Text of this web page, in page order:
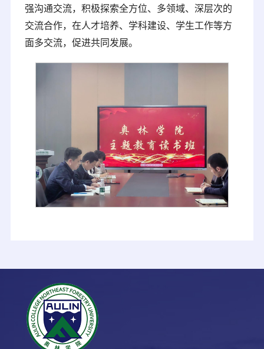
强沟通交流，积极探索全方位、多领域、深层次的
交流合作，在人才培养、学科建设、学生工作等方
面多交流，促进共同发展。